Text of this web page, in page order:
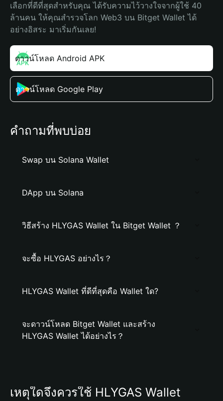
เลือกที่ดีที่สุดสำหรับคุณ ได้รับความไว้วางใจจากผู้ใช้ 40
ล้านคน ให้คุณสำรวจโลก Web3 บน Bitget Wallet ได้
อย่างอิสระ มาเริ่มกันเลย!
ดาวน์โหลด Android APK
ดาวน์โหลด Google Play
คำถามที่พบบ่อย
Swap บน Solana Wallet
DApp บน Solana
วิธีสร้าง HLYGAS Wallet ใน Bitget Wallet ？
จะซื้อ HLYGAS อย่างไร？
HLYGAS Wallet ที่ดีที่สุดคือ Wallet ใด?
จะดาวน์โหลด Bitget Wallet และสร้าง
HLYGAS Wallet ได้อย่างไร？
เหตุใดจึงควรใช้ HLYGAS Wallet